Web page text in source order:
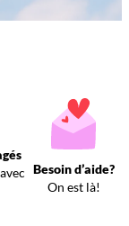
Besoin d’aide?
On est là!